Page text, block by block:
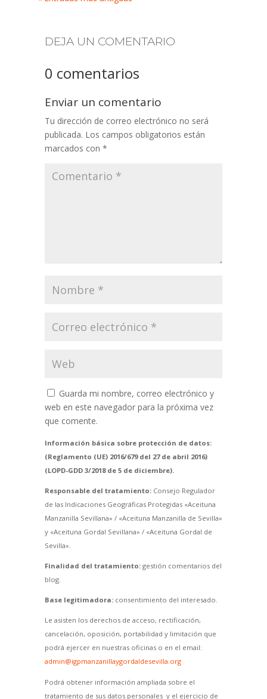
DEJA UN COMENTARIO
0 comentarios
Enviar un comentario
Tu dirección de correo electrónico no será
publicada. Los campos obligatorios están
marcados con *
Guarda mi nombre, correo electrónico y
web en este navegador para la próxima vez
que comente.
Información básica sobre protección de datos:
(Reglamento (UE) 2016/679 del 27 de abril 2016)
(LOPD-GDD 3/2018 de 5 de diciembre).
Responsable del tratamiento:Consejo Regulador
de las Indicaciones Geográficas Protegidas «Aceituna
Manzanilla Sevillana» / «Aceituna Manzanilla de Sevilla»
y «Aceituna Gordal Sevillana» / «Aceituna Gordal de
Sevilla».
Finalidad del tratamiento:gestión comentarios del
blog.
Base legitimadora:consentimiento del interesado.
Le asisten los derechos de acceso, rectificación,
cancelación, oposición, portabilidad y limitación que
podrá ejercer en nuestras oficinas o en el email:
admin@igpmanzanillaygordaldesevilla.org
Podrá obtener información ampliada sobre el
tratamiento de sus datos personales y el ejercicio de